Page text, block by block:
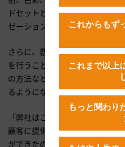
ドセットとは比べもにならない
ゼーションを作成することがで
さらに、救急隊員や外科医であ
を行うことで、治療に必要なチ
の方法などを学び、あらゆる緊
るようになります。
「弊社はこれまでに第1世代と
顧客に提供してきました。そし
ができたのです」とマキネン氏
これからもず
これまで以上
もっと関わり